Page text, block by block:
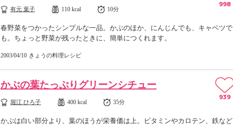
有元 葉子 110 kcal 10分
春野菜をつかったシンプルな一品。かぶのほか、にんじんでも、キャベツで
も。ちょっと野菜が残ったときに、簡単につくれます。
2003/04/10 きょうの料理レシピ
998
かぶの葉たっぷりグリーンシチュー
堀江 ひろ子 400 kcal 35分
かぶは白い部分より、葉のほうが栄養価は上。ビタミンやカロテン、鉄など
939